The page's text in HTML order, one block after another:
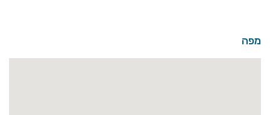
מפה